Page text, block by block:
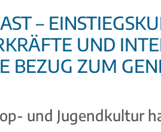
–
UND
BEZUG ZUM
und Jugendkultur